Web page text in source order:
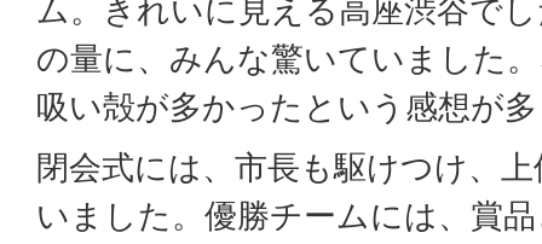
ム。きれいに見える高座渋谷で
の量に、みんな驚いていました
吸い殻が多かったという感想が
閉会式には、市長も駆けつけ、
いました。優勝チームには、賞